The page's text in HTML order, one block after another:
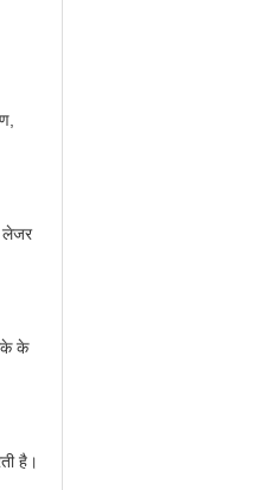
लेजर
के
है।